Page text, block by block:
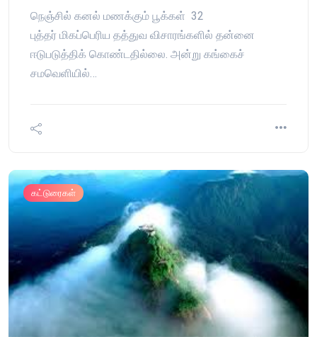
நெஞ்சில் கனல் மணக்கும் பூக்கள் 32
புத்தர் மிகப்பெரிய தத்துவ விசாரங்களில் தன்னை
ஈடுபடுத்திக் கொண்டதில்லை. அன்று கங்கைச்
சமவெளியில்…
கட்டுரைகள்